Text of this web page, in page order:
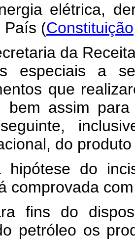
elétrica,
País (
da
especiais a
que
bem assim
do
hipótese do
comprovada
fins do
petróleo os